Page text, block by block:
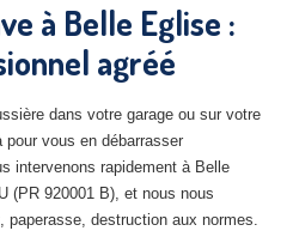
à Belle Eglise :
agréé
dans votre garage ou sur votre
pour vous en débarrasser
intervenons rapidement à Belle
(PR 920001 B), et nous nous
paperasse, destruction aux normes.